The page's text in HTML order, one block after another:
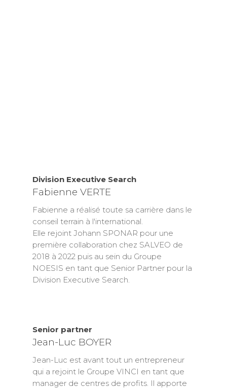
Division Executive Search
Fabienne VERTE
Fabienne a réalisé toute sa carrière dans le
conseil terrain à l'international.
Elle rejoint Johann SPONAR pour une
première collaboration chez SALVEO de
2018 à 2022 puis au sein du Groupe
NOESIS en tant que Senior Partner pour la
Division Executive Search.
Senior partner
Jean-Luc BOYER
Jean-Luc est avant tout un entrepreneur
qui a rejoint le Groupe VINCI en tant que
manager de centres de profits. Il apporte